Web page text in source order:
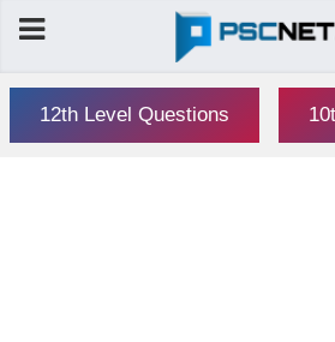
12th Level Questions